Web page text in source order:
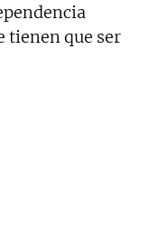
tienen que ser